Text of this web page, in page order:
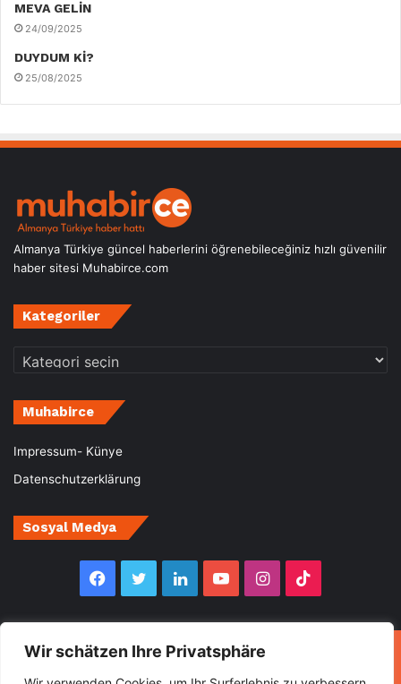
Wir schätzen Ihre Privatsphäre
MEVA GELİN
24/09/2025
DUYDUM Kİ?
25/08/2025
Almanya Türkiye güncel haberlerini öğrenebileceğiniz hızlı güvenilir
haber sitesi Muhabirce.com
Kategoriler
Kategoriler
Muhabirce
Impressum- Künye
Datenschutzerklärung
Sosyal Medya
Facebook
TwitterLinkedInYouTubeInstagram
© Copyright 2026, All Rights Reserved Muhabirce